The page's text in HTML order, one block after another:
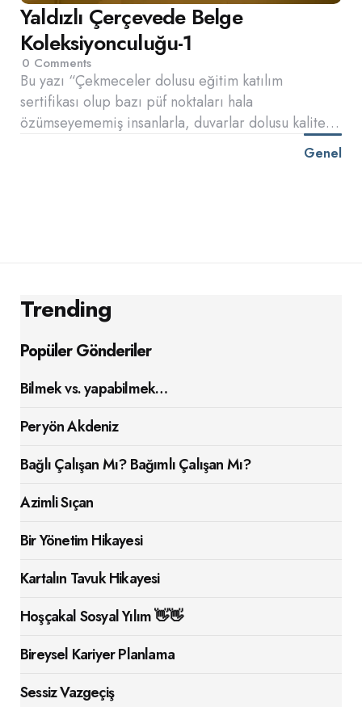
Yaldızlı Çerçevede Belge
Koleksiyonculuğu-1
0 Comments
Bu yazı “Çekmeceler dolusu eğitim katılım
sertifikası olup bazı püf noktaları hala
özümseyememiş insanlarla, duvarlar dolusu kalite…
Genel
Trending
Popüler Gönderiler
Bilmek vs. yapabilmek…
Peryön Akdeniz
Bağlı Çalışan Mı? Bağımlı Çalışan Mı?
Azimli Sıçan
Bir Yönetim Hikayesi
Kartalın Tavuk Hikayesi
Hoşçakal Sosyal Yılım 👋👋
Bireysel Kariyer Planlama
Sessiz Vazgeçiş